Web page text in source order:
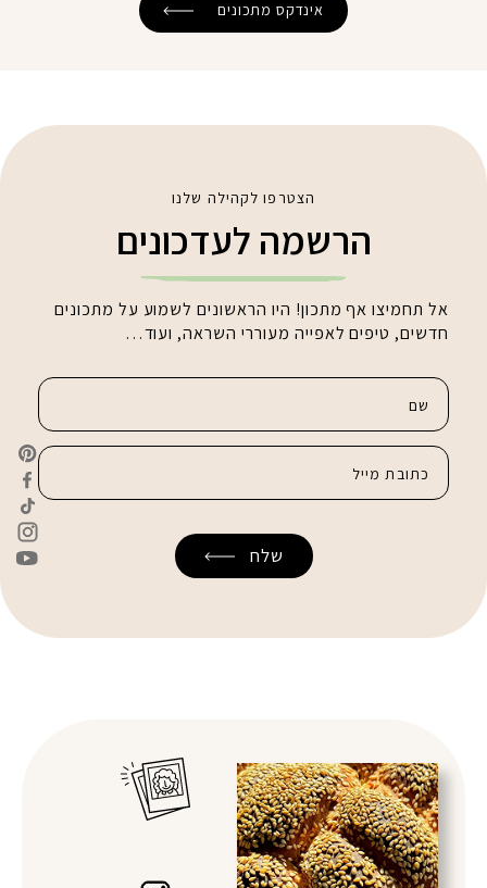
אינדקס מתכונים
הצטרפו לקהילה שלנו
הרשמה לעדכונים
אל תחמיצו אף מתכון! היו הראשונים לשמוע על מתכונים
חדשים, טיפים לאפייה מעוררי השראה, ועוד…